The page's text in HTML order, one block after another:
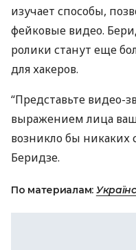
изучает способы,
фейковые видео.
ролики станут еще
для хакеров.
“Представьте видео-
выражением лица
возникло бы никаких
Беридзе.
По материалам: